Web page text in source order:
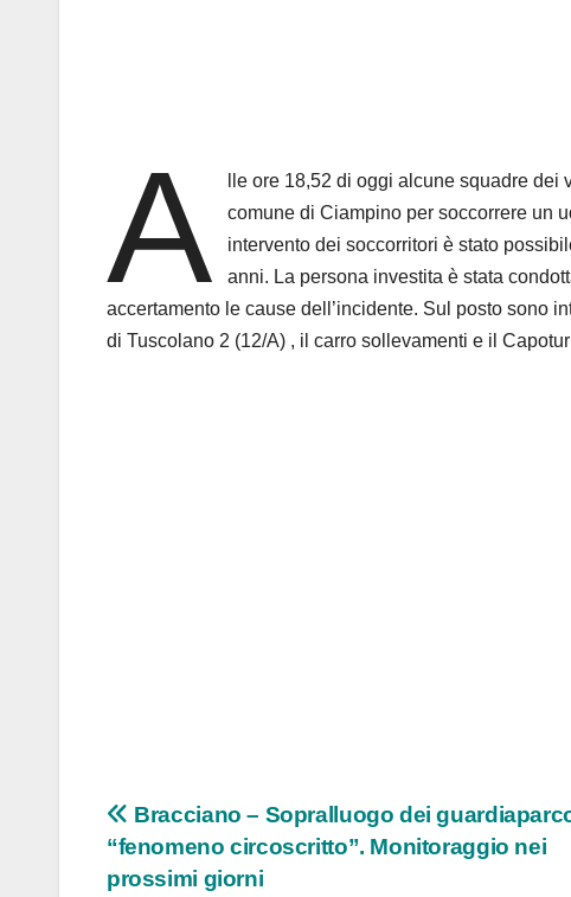
A
lle ore 18,52 di oggi alcune squadre
comune di Ciampino per soccorrere un
intervento dei soccorritori è stato
anni. La persona investita è stata
accertamento le cause dell’incidente. Sul posto sono
di Tuscolano 2 (12/A) , il carro sollevamenti e il
Navigazione
articoli
Bracciano – Sopralluogo dei
“fenomeno circoscritto”. Monitoraggio nei
prossimi giorni